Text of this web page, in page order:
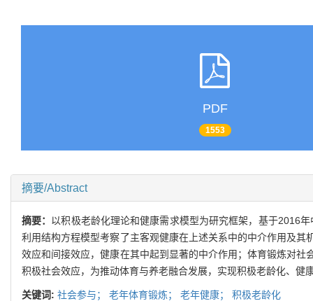
PDF
1553
摘要/Abstract
摘要： 以积极老龄化理论和健康需求模型为研究框架，基于2016
利用结构方程模型考察了主客观健康在上述关系中的中介作用及
效应和间接效应，健康在其中起到显著的中介作用；体育锻炼对
积极社会效应，为推动体育与养老融合发展，实现积极老龄化、健
关键词: 社会参与； 老年体育锻炼； 老年健康； 积极老龄化